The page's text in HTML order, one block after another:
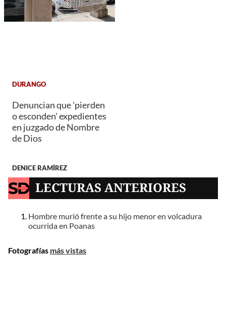
DURANGO
Denuncian que 'pierden
o esconden' expedientes
en juzgado de Nombre
de Dios
DENICE RAMÍREZ
LECTURAS ANTERIORES
Hombre murió frente a su hijo menor en volcadura
ocurrida en Poanas
Fotografías más vistas